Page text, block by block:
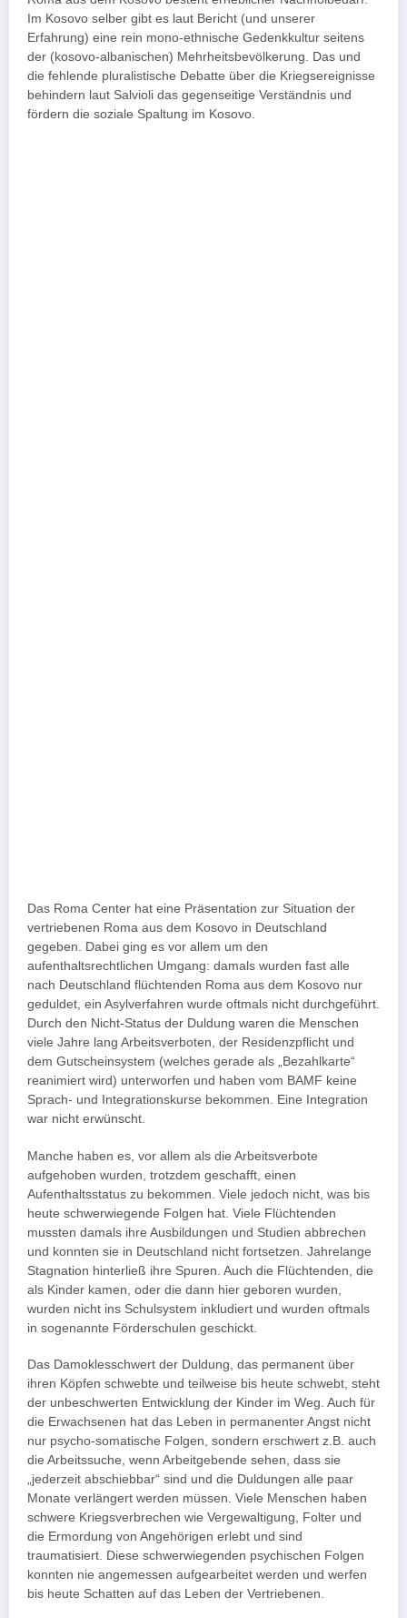
Im Kosovo selber gibt es laut Bericht (und unserer
Erfahrung) eine rein mono-ethnische Gedenkkultur seitens
der (kosovo-albanischen) Mehrheitsbevölkerung. Das und
die fehlende pluralistische Debatte über die Kriegsereignisse
behindern laut Salvioli das gegenseitige Verständnis und
fördern die soziale Spaltung im Kosovo.
Das Roma Center hat eine Präsentation zur Situation der
vertriebenen Roma aus dem Kosovo in Deutschland
gegeben. Dabei ging es vor allem um den
aufenthaltsrechtlichen Umgang: damals wurden fast alle
nach Deutschland flüchtenden Roma aus dem Kosovo nur
geduldet, ein Asylverfahren wurde oftmals nicht durchgeführt.
Durch den Nicht-Status der Duldung waren die Menschen
viele Jahre lang Arbeitsverboten, der Residenzpflicht und
dem Gutscheinsystem (welches gerade als „Bezahlkarte“
reanimiert wird) unterworfen und haben vom BAMF keine
Sprach- und Integrationskurse bekommen. Eine Integration
war nicht erwünscht.
Manche haben es, vor allem als die Arbeitsverbote
aufgehoben wurden, trotzdem geschafft, einen
Aufenthaltsstatus zu bekommen. Viele jedoch nicht, was bis
heute schwerwiegende Folgen hat. Viele Flüchtenden
mussten damals ihre Ausbildungen und Studien abbrechen
und konnten sie in Deutschland nicht fortsetzen. Jahrelange
Stagnation hinterließ ihre Spuren. Auch die Flüchtenden, die
als Kinder kamen, oder die dann hier geboren wurden,
wurden nicht ins Schulsystem inkludiert und wurden oftmals
in sogenannte Förderschulen geschickt.
Das Damoklesschwert der Duldung, das permanent über
ihren Köpfen schwebte und teilweise bis heute schwebt, steht
der unbeschwerten Entwicklung der Kinder im Weg. Auch für
die Erwachsenen hat das Leben in permanenter Angst nicht
nur psycho-somatische Folgen, sondern erschwert z.B. auch
die Arbeitssuche, wenn Arbeitgebende sehen, dass sie
„jederzeit abschiebbar“ sind und die Duldungen alle paar
Monate verlängert werden müssen. Viele Menschen haben
schwere Kriegsverbrechen wie Vergewaltigung, Folter und
die Ermordung von Angehörigen erlebt und sind
traumatisiert. Diese schwerwiegenden psychischen Folgen
konnten nie angemessen aufgearbeitet werden und werfen
bis heute Schatten auf das Leben der Vertriebenen.